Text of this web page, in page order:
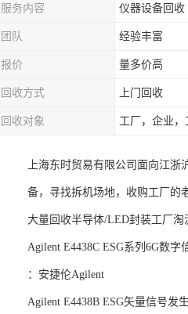
服务内容 仪器设备回收
团队 经验丰富
报价 量多价高
回收方式 上门回收
回收对象 工厂，企业，
上海东时贸易有限公司面向江
备，寻找拆机场地，收购工厂的
大量回收半导体/LED封装工厂淘
Agilent E4438C ESG系列6G数字
：安捷伦Agilent
Agilent E4438B ESG矢量信号发